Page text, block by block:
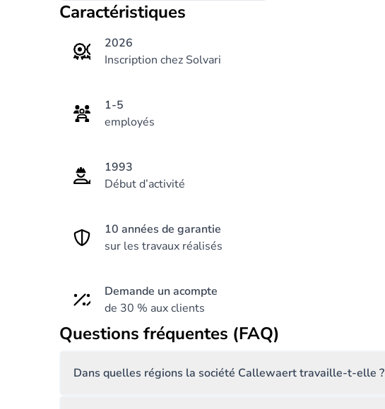
Caractéristiques
2026
Inscription chez Solvari
1-5
employés
1993
Début d’activité
10 années de garantie
sur les travaux réalisés
Demande un acompte
de 30 % aux clients
Questions fréquentes (FAQ)
Dans quelles régions la société Callewaert travaille-t-elle ?